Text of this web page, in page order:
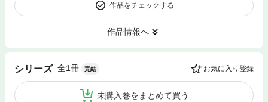
作品をチェックする
作品情報へ
シリーズ 全1冊 完結 お気に入り登録
未購入巻をまとめて買う